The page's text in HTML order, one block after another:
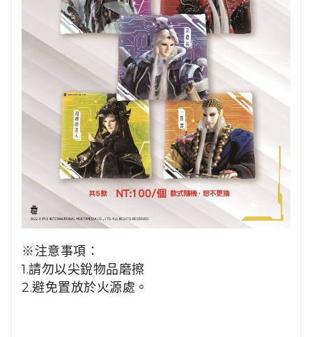
※注意事項：
1.請勿以尖銳物品磨擦
2.避免置放於火源處。